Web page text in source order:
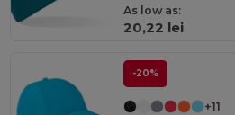
As low as:
20,22 lei
-20%
+11